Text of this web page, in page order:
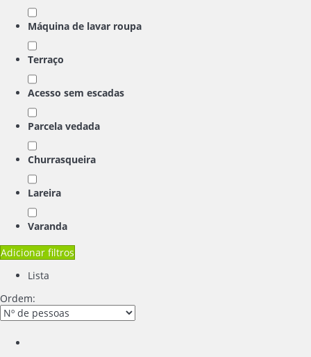
Máquina de lavar roupa
Terraço
Acesso sem escadas
Parcela vedada
Churrasqueira
Lareira
Varanda
Adicionar filtros
Lista
Ordem: